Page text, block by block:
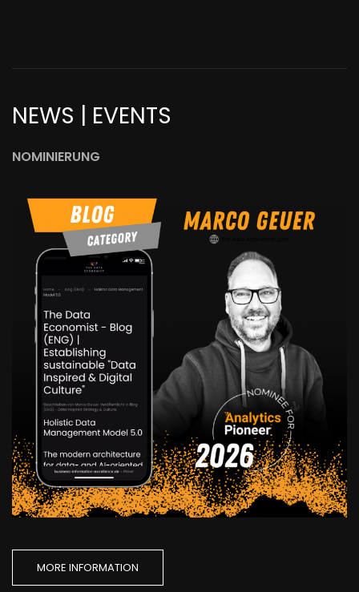
NEWS | EVENTS
NOMINIERUNG
MORE INFORMATION